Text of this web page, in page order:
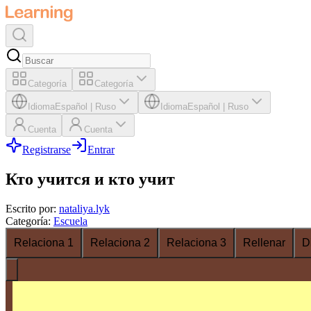
Categoría Categoría
IdiomaEspañol Ruso IdiomaEspañol Ruso
Cuenta Cuenta
Registrarse Entrar
Кто учится и кто учит
Escrito por: nataliya.lyk
Categoría: Escuela
Relaciona 1
Relaciona 2 Relaciona 3 Rellenar